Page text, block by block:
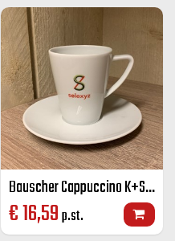
Bauscher Cappuccino K+S wit 22 cl
€16,59p.st.